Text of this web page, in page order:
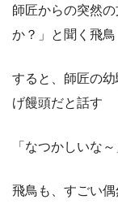
師匠からの突然
か？」と聞く飛鳥
すると、師匠の
げ饅頭だと話す
「なつかしいな
飛鳥も、すごい偶